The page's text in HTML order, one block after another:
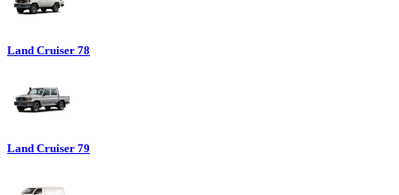
Land Cruiser 78
Land Cruiser 79